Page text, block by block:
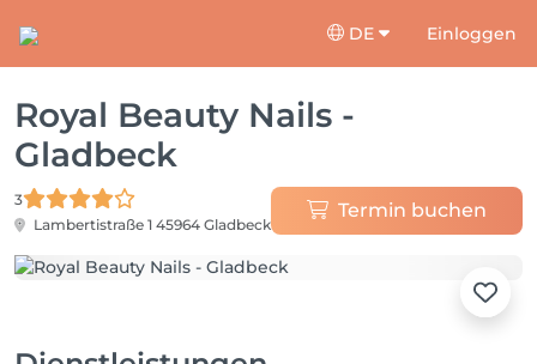
DE Einloggen
Royal Beauty Nails -
Gladbeck
3
Lambertistraße 1 45964 Gladbeck
Termin buchen